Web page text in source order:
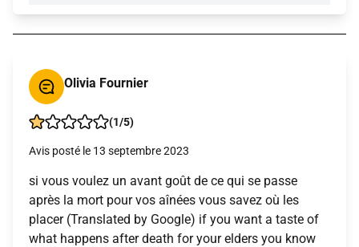
Olivia Fournier
(1/5)
Avis posté le 13 septembre 2023
si vous voulez un avant goût de ce qui se passe
après la mort pour vos aînées vous savez où les
placer (Translated by Google) if you want a taste of
what happens after death for your elders you know